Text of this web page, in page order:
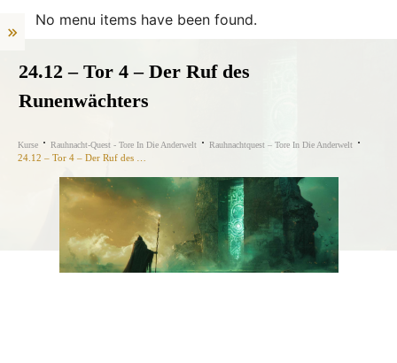
No menu items have been found.
24.12 – Tor 4 – Der Ruf des
Runenwächters
Kurse Rauhnacht-Quest - Tore In Die Anderwelt Rauhnachtquest – Tore In Die Anderwelt